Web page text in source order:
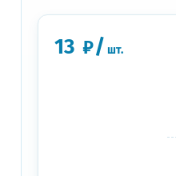
13 ₽/ шт.